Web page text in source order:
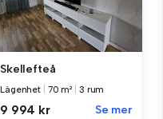
Skellefteå
Lägenhet 70 m² 3 rum
9 994 kr Se mer